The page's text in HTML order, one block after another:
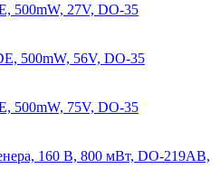
500mW, 27V, DO-35
500mW, 56V, DO-35
500mW, 75V, DO-35
160 В, 800 мВт, DO-219AB,